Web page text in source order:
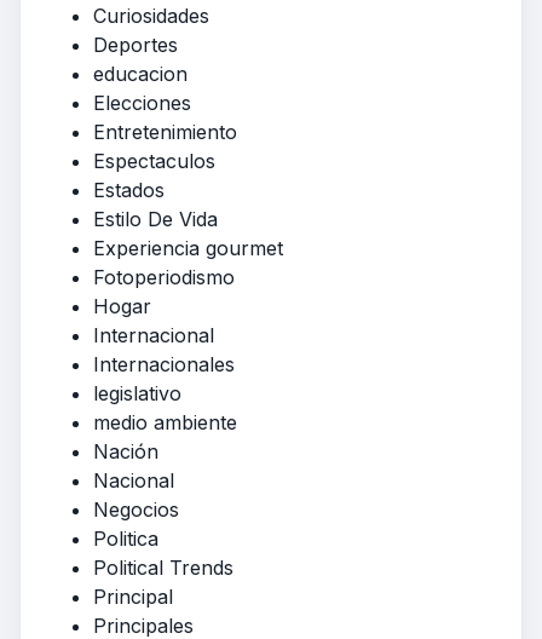
Curiosidades
Deportes
educacion
Elecciones
Entretenimiento
Espectaculos
Estados
Estilo De Vida
Experiencia gourmet
Fotoperiodismo
Hogar
Internacional
Internacionales
legislativo
medio ambiente
Nación
Nacional
Negocios
Politica
Political Trends
Principal
Principales